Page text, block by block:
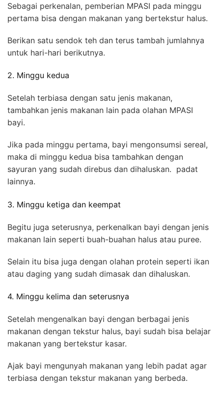
Sebagai perkenalan, pemberian MPASI pada minggu
pertama bisa dengan makanan yang bertekstur halus.
Berikan satu sendok teh dan terus tambah jumlahnya
untuk hari-hari berikutnya.
2. Minggu kedua
Setelah terbiasa dengan satu jenis makanan,
tambahkan jenis makanan lain pada olahan MPASI
bayi.
Jika pada minggu pertama, bayi mengonsumsi sereal,
maka di minggu kedua bisa tambahkan dengan
sayuran yang sudah direbus dan dihaluskan. padat
lainnya.
3. Minggu ketiga dan keempat
Begitu juga seterusnya, perkenalkan bayi dengan jenis
makanan lain seperti buah-buahan halus atau puree.
Selain itu bisa juga dengan olahan protein seperti ikan
atau daging yang sudah dimasak dan dihaluskan.
4. Minggu kelima dan seterusnya
Setelah mengenalkan bayi dengan berbagai jenis
makanan dengan tekstur halus, bayi sudah bisa belajar
makanan yang bertekstur kasar.
Ajak bayi mengunyah makanan yang lebih padat agar
terbiasa dengan tekstur makanan yang berbeda.